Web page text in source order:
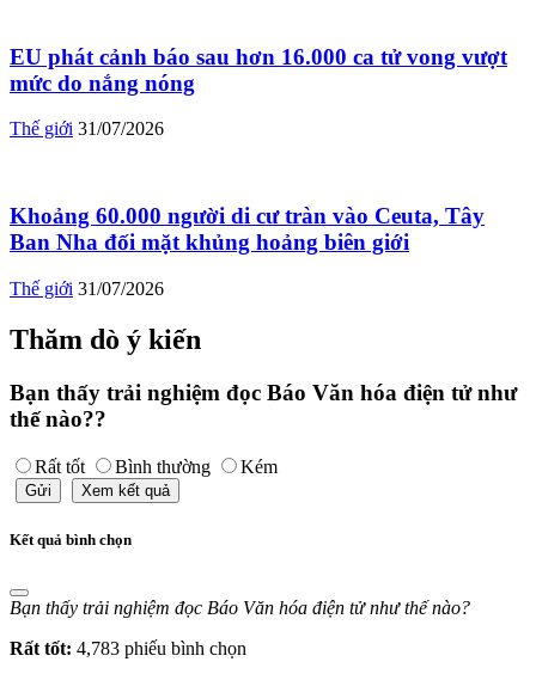
EU phát cảnh báo sau hơn 16.000 ca tử vong vượt
mức do nắng nóng
Thế giới 31/07/2026
Khoảng 60.000 người di cư tràn vào Ceuta, Tây
Ban Nha đối mặt khủng hoảng biên giới
Thế giới 31/07/2026
Thăm dò ý kiến
Bạn thấy trải nghiệm đọc Báo Văn hóa điện tử như
thế nào??
Rất tốt Bình thường Kém
Gửi Xem kết quả
Kết quả bình chọn
Bạn thấy trải nghiệm đọc Báo Văn hóa điện tử như thế nào?
Rất tốt: 4,783 phiếu bình chọn